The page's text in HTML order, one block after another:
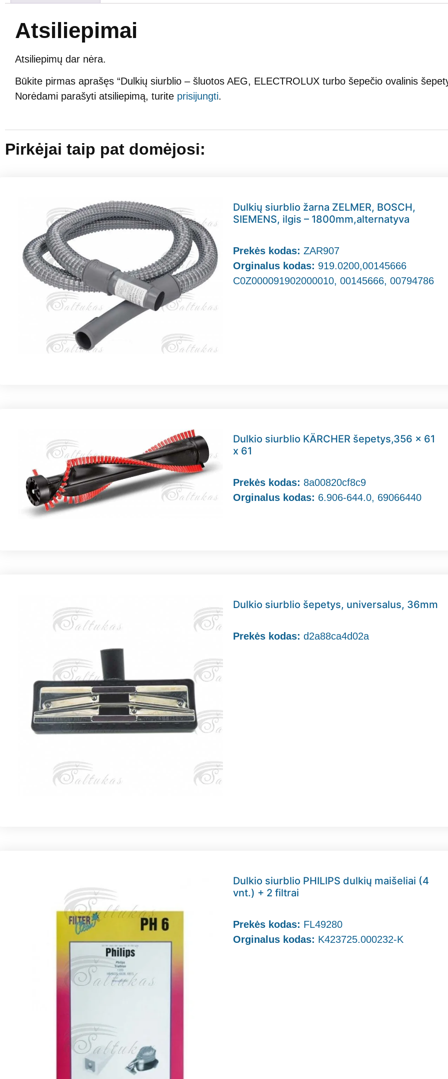
Atsiliepimai
Atsiliepimų dar nėra.
Būkite pirmas aprašęs “Dulkių siurblio – šluotos AEG, ELECTROLUX turbo šepečio ovalinis
Norėdami parašyti atsiliepimą, turite prisijungti.
Pirkėjai taip pat domėjosi:
Dulkių siurblio žarna ZELMER, BOSCH,
SIEMENS, ilgis – 1800mm,alternatyva
Prekės kodas:ZAR907
Orginalus kodas: 919.0200,00145666
C0Z000091902000010, 00145666, 00794786
Dulkio siurblio KÄRCHER šepetys,356 x 61
x 61
Prekės kodas: 8a00820cf8c9
Orginalus kodas: 6.906-644.0, 69066440
Dulkio siurblio šepetys, universalus, 36mm
Prekės kodas:d2a88ca4d02a
Dulkio siurblio PHILIPS dulkių maišeliai (4
vnt.) + 2 filtrai
Prekės kodas: FL49280
Orginalus kodas: K423725.000232-K